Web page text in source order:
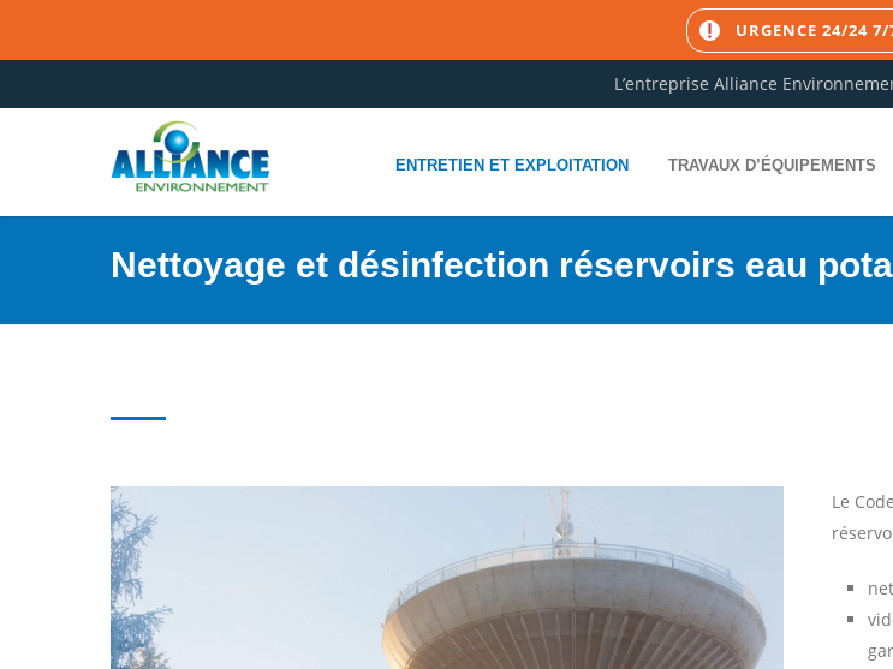
L’entreprise Alliance
ENTRETIEN ET EXPLOITATION TRAVAUX D’ÉQUIPEMENTS
Nettoyage et désinfection réservoirs eau
Le
URGENCE 24/24 7/